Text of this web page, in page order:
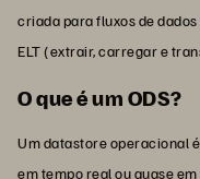
criada para fluxos de
ELT (extrair, carregar e
O que é um ODS?
Um datastore operacional
em tempo real ou quase